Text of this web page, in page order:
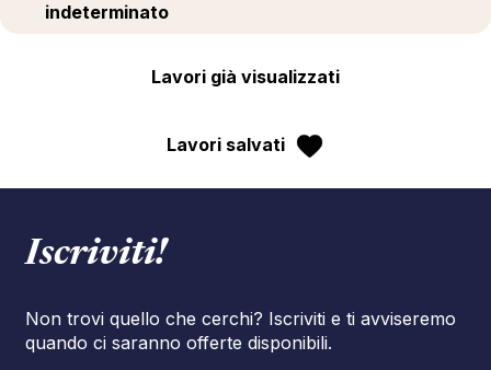
indeterminato
Lavori già visualizzati
Lavori salvati
Iscriviti!
Non trovi quello che cerchi? Iscriviti e ti avviseremo
quando ci saranno offerte disponibili.